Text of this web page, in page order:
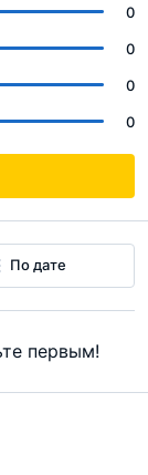
По дате
первым!
0
0
0
0